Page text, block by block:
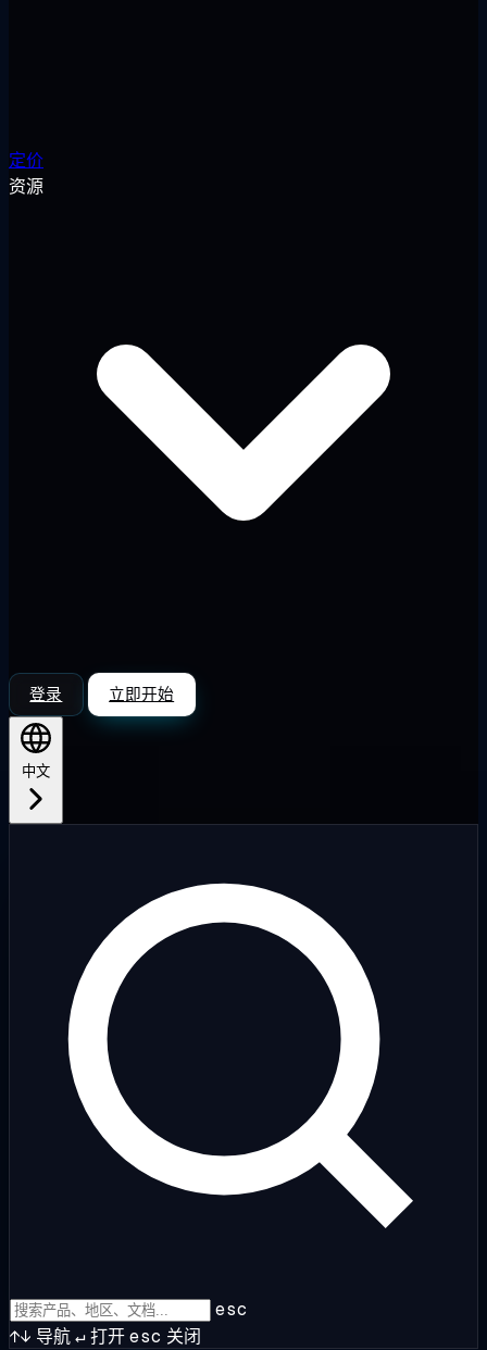
定价
资源
登录 立即开始
中文
esc
↑↓ 导航↵打开esc 关闭